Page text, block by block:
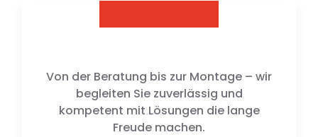
Von der Beratung bis zur Montage – wir
begleiten Sie zuverlässig und
kompetent mit Lösungen die lange
Freude machen.